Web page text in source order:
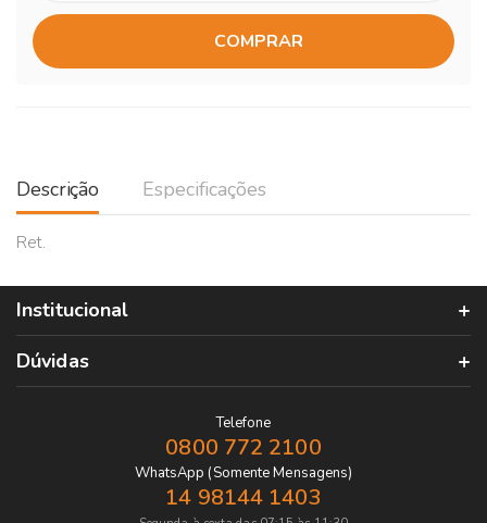
COMPRAR
Descrição Especificações
Ret.
Institucional
Dúvidas
Telefone
0800 772 2100
WhatsApp (Somente Mensagens)
14 98144 1403